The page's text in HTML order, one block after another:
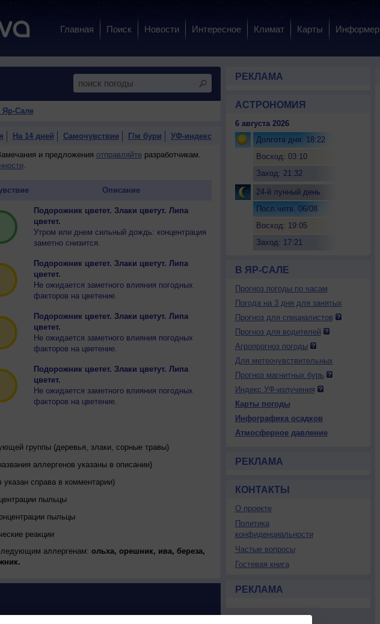
Главная Поиск Новости Интересное Климат Карты Информер
Яр-Сале
На 14 дней Самочувствие Г/м бури УФ-индекс
и предложения отправляйтеразработчикам.
.
Описание
Подорожник цветет. Злаки цветут. Липа
цветет.
Утром или днем сильный дождь: концентрация
заметно снизится.
Подорожник цветет. Злаки цветут. Липа
цветет.
Не ожидается заметного влияния погодных
факторов на цветение.
Подорожник цветет. Злаки цветут. Липа
цветет.
Не ожидается заметного влияния погодных
факторов на цветение.
Подорожник цветет. Злаки цветут. Липа
цветет.
Не ожидается заметного влияния погодных
факторов на цветение.
группы (деревья, злаки, сорные травы)
аллергенов указаны в описании)
справа в комментарии)
пыльцы
пыльцы
реакции
аллергенам: ольха, орешник, ива, береза,
РЕКЛАМА
АСТРОНОМИЯ
6 августа 2026
Долгота дня: 18:22
Восход: 03:10
Заход: 21:32
24-й лунный день
Посл.четв. 06/08
Восход: 19:05
Заход: 17:21
В ЯР-САЛЕ
Прогноз погоды по часам
Погода на 3 дня для занятых
Прогноз для специалистов
Прогноз для водителей
Агропрогноз погоды
Для метеочувствительных
Прогноз магнитных бурь
Индекс УФ-излучения
Карты погоды
Инфографика осадков
Атмосферное давление
РЕКЛАМА
КОНТАКТЫ
О проекте
Политика
конфиденциальности
Частые вопросы
Гостевая книга
РЕКЛАМА